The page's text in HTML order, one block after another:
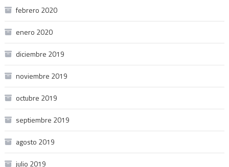
febrero 2020
enero 2020
diciembre 2019
noviembre 2019
octubre 2019
septiembre 2019
agosto 2019
julio 2019